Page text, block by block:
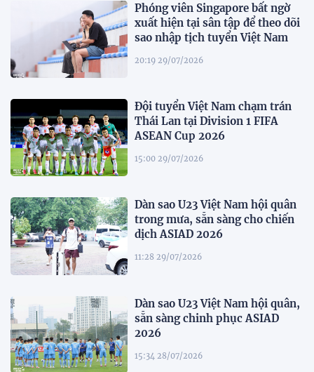
Phóng viên Singapore bất ngờ
xuất hiện tại sân tập để theo dõi
sao nhập tịch tuyển Việt Nam
20:19 29/07/2026
Đội tuyển Việt Nam chạm trán
Thái Lan tại Division 1 FIFA
ASEAN Cup 2026
15:00 29/07/2026
Dàn sao U23 Việt Nam hội quân
trong mưa, sẵn sàng cho chiến
dịch ASIAD 2026
11:28 29/07/2026
Dàn sao U23 Việt Nam hội quân,
sẵn sàng chinh phục ASIAD
2026
15:34 28/07/2026